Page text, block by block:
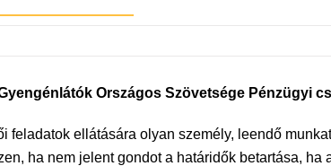
Országos Szövetsége Pénzügyi
feladatok ellátására olyan személy, leendő
ha nem jelent gondot a határidők betartása,